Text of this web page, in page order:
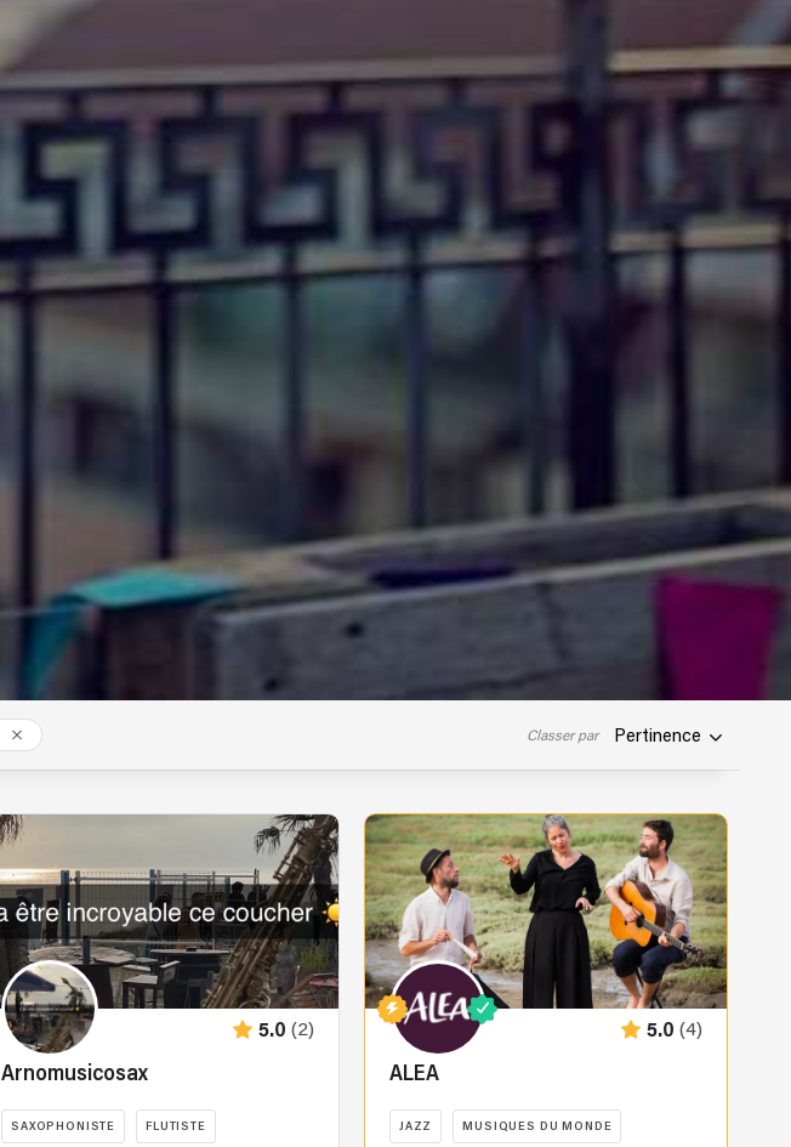
Classer par Pertinence
5.0 (2)
Arnomusicosax
SAXOPHONISTE FLUTISTE
5.0 (4)
ALEA
JAZZ MUSIQUES DU MONDE